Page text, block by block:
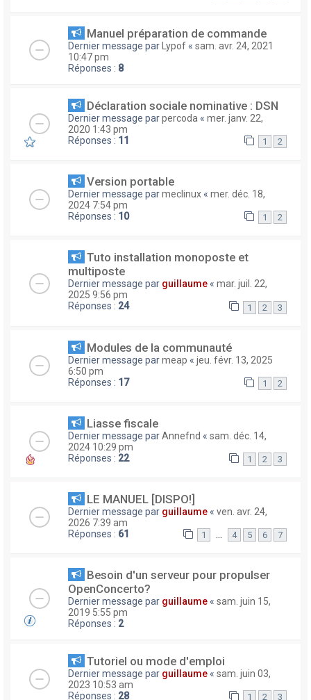
Manuel préparation de commande
Dernier message par Lypof « sam. avr. 24, 2021
10:47 pm
Réponses : 8
Déclaration sociale nominative : DSN
Dernier message parpercoda « mer. janv. 22,
2020 1:43 pm
Réponses : 11 1 2
Version portable
Dernier message parmeclinux « mer. déc. 18,
2024 7:54 pm
Réponses : 10 1 2
Tuto installation monoposte et
multiposte
Dernier message par guillaume « mar. juil. 22,
2025 9:56 pm
Réponses : 24 1 2 3
Modules de la communauté
Dernier message parmeap « jeu. févr. 13, 2025
6:50 pm
Réponses : 17 1 2
Liasse fiscale
Dernier message parAnnefnd « sam. déc. 14,
2024 10:29 pm
Réponses : 22 1 2 3
LE MANUEL [DISPO!]
Dernier message par guillaume « ven. avr. 24,
2026 7:39 am
Réponses : 61 1 … 4 5 6 7
Besoin d'un serveur pour propulser
OpenConcerto?
Dernier message par guillaume « sam. juin 15,
2019 5:55 pm
Réponses : 2
Tutoriel ou mode d'emploi
Dernier message par guillaume « sam. juin 03,
2023 10:53 am
Réponses : 28 1 2 3